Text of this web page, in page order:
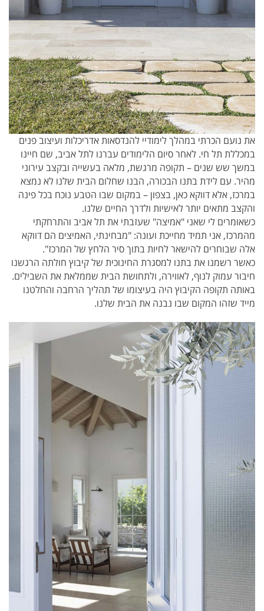
את נועם הכרתי במהלך לימודיי להנדסאות אדריכלות ועיצוב פנים
במכללת תל חי. לאחר סיום הלימודים עברנו לתל אביב, שם חיינו
במשך שש שנים – תקופה מרגשת, מלאה בעשייה ובקצב עירוני
מהיר. עם לידת בתנו הבכורה, הבנו שחלום הבית שלנו לא נמצא
במרכז, אלא דווקא כאן, בצפון – במקום שבו הטבע נוכח בכל פינה
והקצב מתאים יותר לאישיות ולדרך החיים שלנו.
כשאומרים לי שאני "אמיצה" שעזבתי את תל אביב והתרחקתי
מהמרכז, אני תמיד מחייכת ועונה: "מבחינתי, האמיצים הם דווקא
אלה שבוחרים להישאר לחיות בתוך סיר הלחץ של המרכז".
כאשר רשמנו את בתנו למסגרת החינוכית של קיבוץ חולתה הרגשנו
חיבור עמוק לנוף, לאווירה, ולתחושת הבית שממלאת את השבילים.
באותה תקופה הקיבוץ היה בעיצומו של תהליך הרחבה והחלטנו
מייד שזהו המקום שבו נבנה את הבית שלנו.